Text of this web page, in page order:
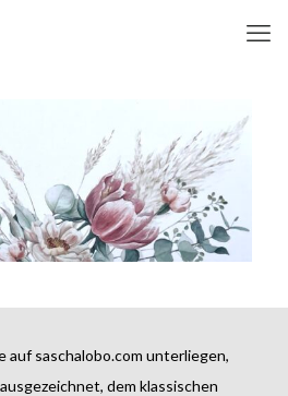
saschalobo.com unterliegen,
dem klassischen